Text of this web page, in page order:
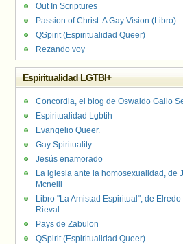
Out In Scriptures
Passion of Christ: A Gay Vision (Libro)
QSpirit (Espiritualidad Queer)
Rezando voy
Espiritualidad LGTBI+
Concordia, el blog de Oswaldo Gallo
Espiritualidad Lgbtih
Evangelio Queer.
Gay Spirituality
Jesús enamorado
La iglesia ante la homosexualidad, de
Mcneill
Libro "La Amistad Espiritual", de Elredo
Rieval.
Pays de Zabulon
QSpirit (Espiritualidad Queer)